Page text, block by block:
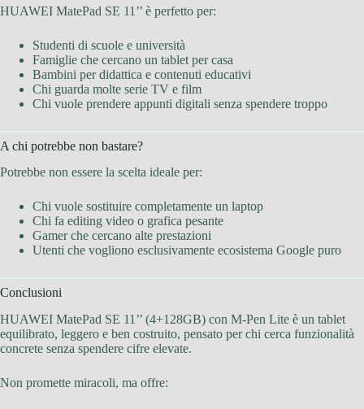
HUAWEI MatePad SE 11’’ è perfetto per:
Studenti di scuole e università
Famiglie che cercano un tablet per casa
Bambini per didattica e contenuti educativi
Chi guarda molte serie TV e film
Chi vuole prendere appunti digitali senza spendere troppo
A chi potrebbe non bastare?
Potrebbe non essere la scelta ideale per:
Chi vuole sostituire completamente un laptop
Chi fa editing video o grafica pesante
Gamer che cercano alte prestazioni
Utenti che vogliono esclusivamente ecosistema Google puro
Conclusioni
HUAWEI MatePad SE 11’’ (4+128GB) con M-Pen Lite è un tablet
equilibrato, leggero e ben costruito, pensato per chi cerca funzionalità
concrete senza spendere cifre elevate.
Non promette miracoli, ma offre: